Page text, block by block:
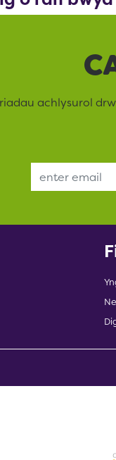
achlysurol
Email Address